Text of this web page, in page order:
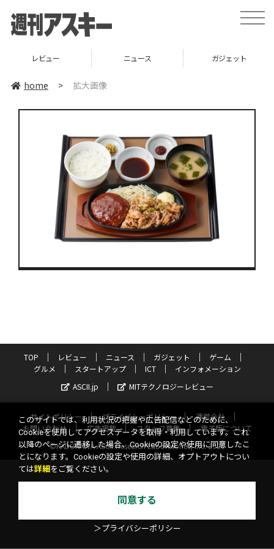
toggle
レビュー ニュース ガジェット
home > 拡大画像
TOP レビュー ニュース ガジェット
ゲーム
グルメ
スタートアップ ICT
インフォメーション
ASCII.jp
MITテクノロジーレビュー
サイトポリシー プライバシーポリシー
運営会社
お問い合わせ
広告掲載 スタッフ募集
電子版について
©KADOKAWA ASCII Research Laboratories, Inc. 2026
このサイトでは、利用状況の把握や広告配信などのために、
Cookieを使用してアクセスデータを取得・利用しています。これ
以降のページに遷移した場合、Cookieの設定や使用に同意したこ
とになります。Cookieの設定や使用の詳細、オプトアウトについ
ては詳細 をご覧ください。
同意する
＞プライバシーポリシー